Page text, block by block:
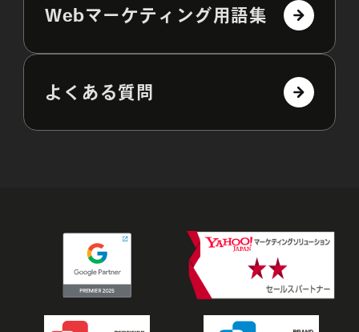
Webマーケティング用語集
よくある質問